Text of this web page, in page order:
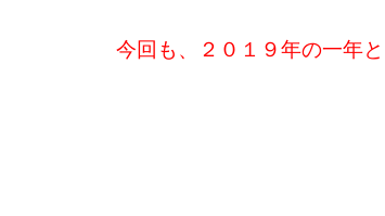
今回も、２０１９年の一年